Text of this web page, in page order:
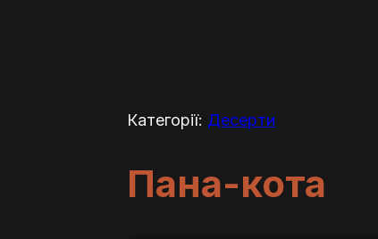
Категорії: Десерти
Пана-кота